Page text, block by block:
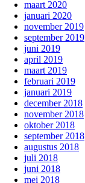
maart 2020
januari 2020
november 2019
september 2019
juni 2019
april 2019
maart 2019
februari 2019
januari 2019
december 2018
november 2018
oktober 2018
september 2018
augustus 2018
juli 2018
juni 2018
mei 2018